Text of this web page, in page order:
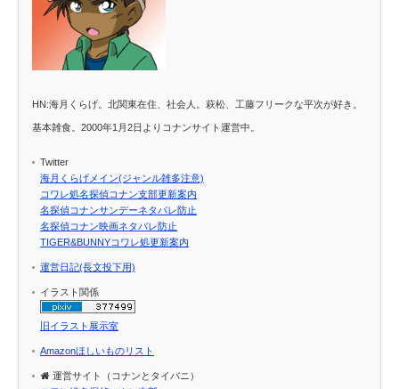
HN:海月くらげ。北関東在住、社会人。萩松、工藤フリークな平次が好き。
基本雑食。2000年1月2日よりコナンサイト運営中。
Twitter
海月くらげメイン(ジャンル雑多注意)
コワレ処名探偵コナン支部更新案内
名探偵コナンサンデーネタバレ防止
名探偵コナン映画ネタバレ防止
TIGER&BUNNYコワレ処更新案内
運営日記(長文投下用)
イラスト関係
旧イラスト展示室
Amazonほしいものリスト
運営サイト（コナンとタイバニ）